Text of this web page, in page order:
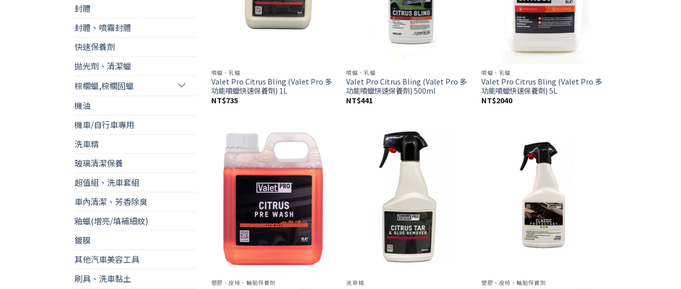
封體
封體、噴霧封體
快速保養劑
拋光劑、清潔蠟
棕櫚蠟,棕櫚固蠟
機油
機車/自行車專用
洗車精
玻璃清潔保養
超值組、洗車套組
車內清潔、芳香除臭
釉蠟(增亮/填補細紋)
鍍膜
其他汽車美容工具
刷具、洗車黏土
噴蠟、乳蠟
Valet Pro Citrus Bling (Valet Pro 多
功能噴蠟快速保養劑) 1L
NT$735
噴蠟、乳蠟
Valet Pro Citrus Bling (Valet Pro 多
功能噴蠟快速保養劑) 500ml
NT$441
噴蠟、乳蠟
Valet Pro Citrus Bling (Valet Pro 多
功能噴蠟快速保養劑) 5L
NT$2040
Add to
wishlist
塑膠、皮椅、輪胎保養劑 洗車精 塑膠、皮椅、輪胎保養劑